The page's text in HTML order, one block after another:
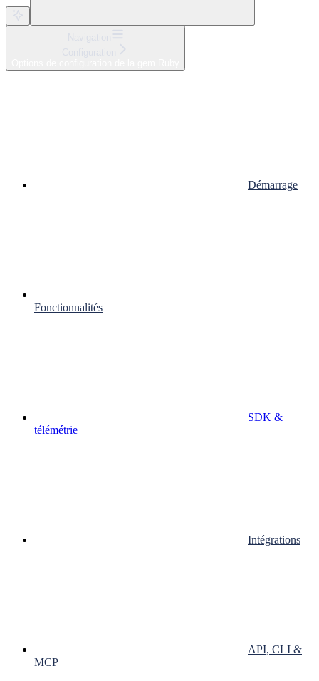
Démarrage
Fonctionnalités
SDK &
télémétrie
Intégrations
API, CLI &
MCP